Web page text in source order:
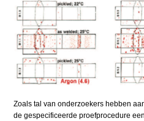
Zoals tal van onderzoekers hebben
de gespecificeerde proefprocedure